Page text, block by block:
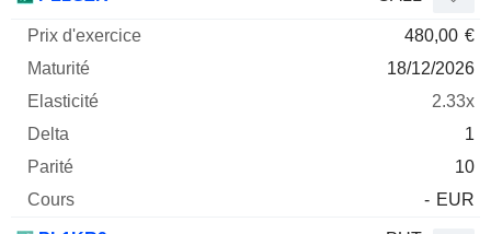
480,00 €
18/12/2026
2.33x
1
10
- EUR